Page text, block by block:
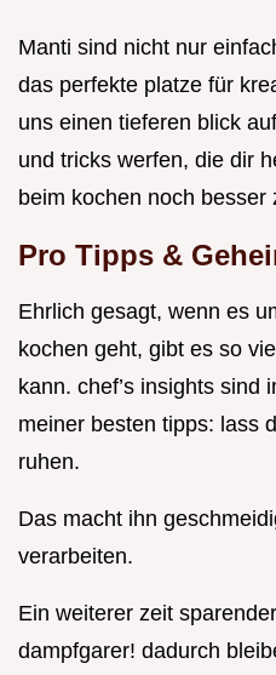
Manti sind nicht nur
das perfekte platze für
uns einen tieferen blick
und tricks werfen, die dir
beim kochen noch besser
Pro Tipps &
Ehrlich gesagt, wenn es
kochen geht, gibt es so
kann. chef’s insights sind
meiner besten tipps: lass
ruhen.
Das macht ihn
verarbeiten.
Ein weiterer zeit
dampfgarer! dadurch